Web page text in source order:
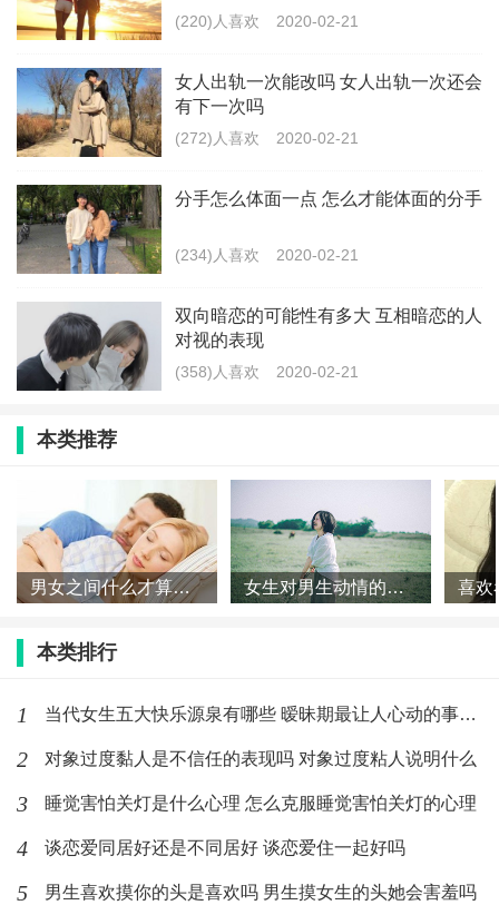
上他了，看他笑一下就觉得在撩你，他礼貌回复你的朋
友圈你就觉得在暗送秋波。理性分析一下，这个互相暗
恋到底有几分真实？
我的建议是，去撩。告白的事儿交给男生。
有些东西就是心心念念却又得不到才珍贵。
所以你要做的就是，通过一些细节婉转的告诉他，你真
的对他有点意思，但是呢你不来追我我可就跑了。别说
之下都会有所反应的，再不告白可能就真的没那么喜欢
了。
最后，等待是最好的升值期。
别浪费时间在瞎想上，去让自己变得更好亲爱的。
标签： 暗恋 喜欢
(220)人喜欢 2020-02-21
女人出轨一次能改吗 女人出轨一次还会
有下一次吗
(272)人喜欢 2020-02-21
分手怎么体面一点 怎么才能体面的分手
(234)人喜欢 2020-02-21
双向暗恋的可能性有多大 互相暗恋的人
对视的表现
(358)人喜欢 2020-02-21
本类推荐
男女之间什么才算是有感觉 男女之间的有感觉指的是什么 女生对男生动情的表现是什么 女人动感情了什么样子
本类排行
1 当代女生五大快乐源泉有哪些 暧昧期最让人心动的事有哪些
2 对象过度黏人是不信任的表现吗 对象过度粘人说明什么
3 睡觉害怕关灯是什么心理 怎么克服睡觉害怕关灯的心理
4 谈恋爱同居好还是不同居好 谈恋爱住一起好吗
5 男生喜欢摸你的头是喜欢吗 男生摸女生的头她会害羞吗